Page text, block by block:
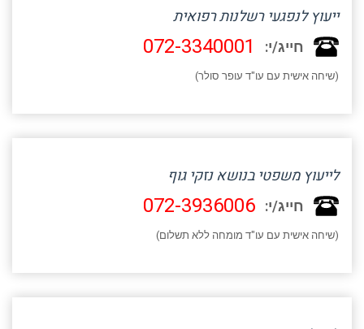
ייעוץ לנפגעי רשלנות רפואית
חייג/י: 072-3340001
(שיחה אישית עם עו"ד עופר סולר)
לייעוץ משפטי בנושא נזקי גוף
חייג/י: 072-3936006
(שיחה אישית עם עו"ד מומחה ללא תשלום)